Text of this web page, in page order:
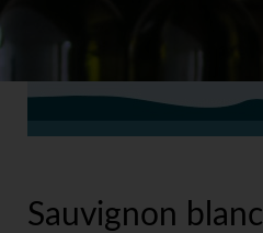
Sauvignon blanc